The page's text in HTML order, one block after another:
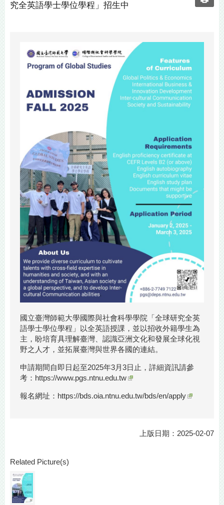
究全英語學士學位學程」招生中
國立臺灣師範大學國際與社會科學學院「全球研究全英
語學士學位學程」以全英語授課，並以招收外籍學生為
主，盼培育具理解臺灣、認識亞洲文化和發展全球化視
野之人才，並拓展臺灣與世界各國的連結。
申請期間自即日起至2025年3月3日止，詳細資訊請參
考： https://www.pgs.ntnu.edu.tw
報名網址： https://bds.oia.ntnu.edu.tw/bds/en/apply
上版日期：2025-02-07
Related Picture(s)